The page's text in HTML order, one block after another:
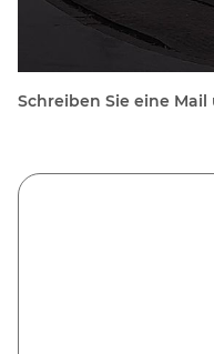
Schreiben Sie eine